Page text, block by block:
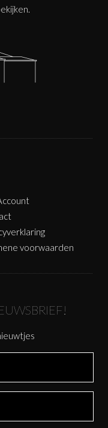
voorwaarden